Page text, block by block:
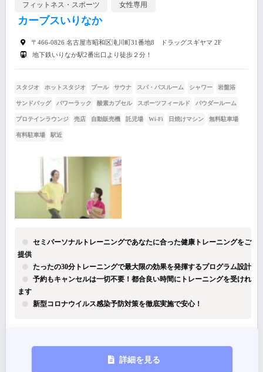
フィットネス・スポーツ 女性専用
カーブスいりなか
〒466-0826 名古屋市昭和区滝川町31番地8 ドラッグスギヤマ 2F
地下鉄いりなか駅2番出口より徒歩２分！
スタジオ ホットスタジオ プール サウナ スパ・バスルーム シャワー 岩盤浴
サンドバッグ パワーラック 酸素カプセル スポーツフィールド パウダールーム
プロテインラウンジ 売店 自動販売機 託児場 Wi-Fi 日焼けマシン 無料駐車場
有料駐車場 駅近
セミパーソナルトレーニングであなたに合った健康トレーニングをご
提供
たったの30分トレーニングで最大限の効果を発揮するプログラム設計
予約もキャンセルは一切不要！都合良い時間にトレーニングを受けれ
ます
新型コロナウイルス感染予防対策を徹底実施で安心！
詳細を見る